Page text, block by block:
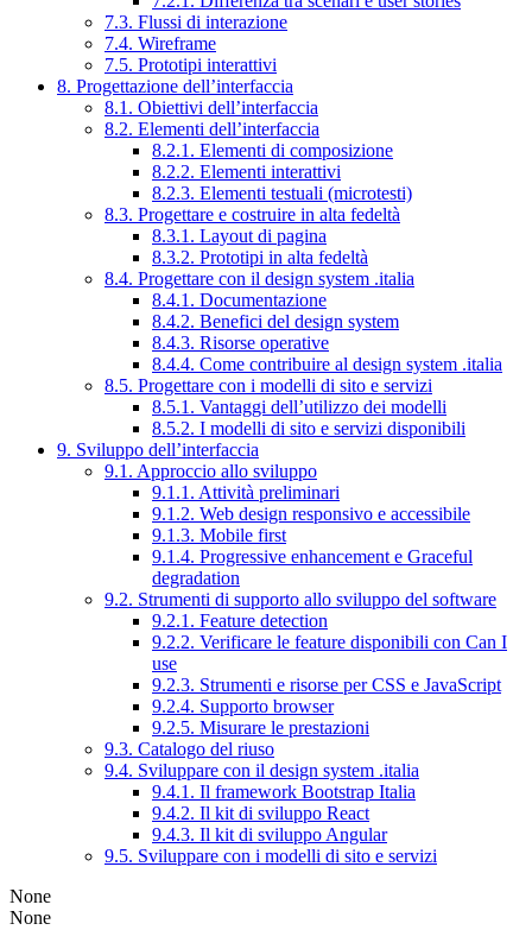
7.3. Flussi di interazione
7.4. Wireframe
7.5. Prototipi interattivi
8. Progettazione dell’interfaccia
8.1. Obiettivi dell’interfaccia
8.2. Elementi dell’interfaccia
8.2.1. Elementi di composizione
8.2.2. Elementi interattivi
8.2.3. Elementi testuali (microtesti)
8.3. Progettare e costruire in alta fedeltà
8.3.1. Layout di pagina
8.3.2. Prototipi in alta fedeltà
8.4. Progettare con il design system .italia
8.4.1. Documentazione
8.4.2. Benefici del design system
8.4.3. Risorse operative
8.4.4. Come contribuire al design system .italia
8.5. Progettare con i modelli di sito e servizi
8.5.1. Vantaggi dell’utilizzo dei modelli
8.5.2. I modelli di sito e servizi disponibili
9. Sviluppo dell’interfaccia
9.1. Approccio allo sviluppo
9.1.1. Attività preliminari
9.1.2. Web design responsivo e accessibile
9.1.3. Mobile first
9.1.4. Progressive enhancement e Graceful
degradation
9.2. Strumenti di supporto allo sviluppo del software
9.2.1. Feature detection
9.2.2. Verificare le feature disponibili con Can I
use
9.2.3. Strumenti e risorse per CSS e JavaScript
9.2.4. Supporto browser
9.2.5. Misurare le prestazioni
9.3. Catalogo del riuso
9.4. Sviluppare con il design system .italia
9.4.1. Il framework Bootstrap Italia
9.4.2. Il kit di sviluppo React
9.4.3. Il kit di sviluppo Angular
9.5. Sviluppare con i modelli di sito e servizi
None
None